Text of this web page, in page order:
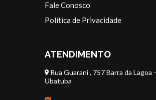
Fale Conosco
Política de Privacidade
ATENDIMENTO
Rua Guarani , 757 Barra da Lagoa -
Ubatuba